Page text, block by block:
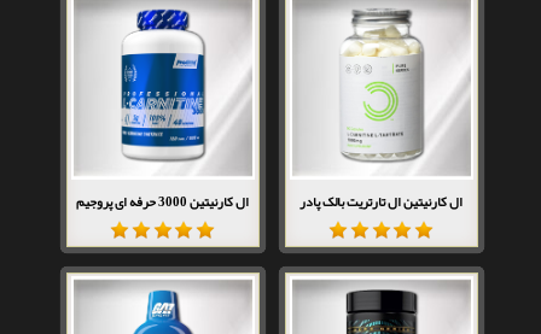
ال کارنیتین ال تارتریت بالک پادر ال کارنیتین 3000 حرفه ای پروجیم